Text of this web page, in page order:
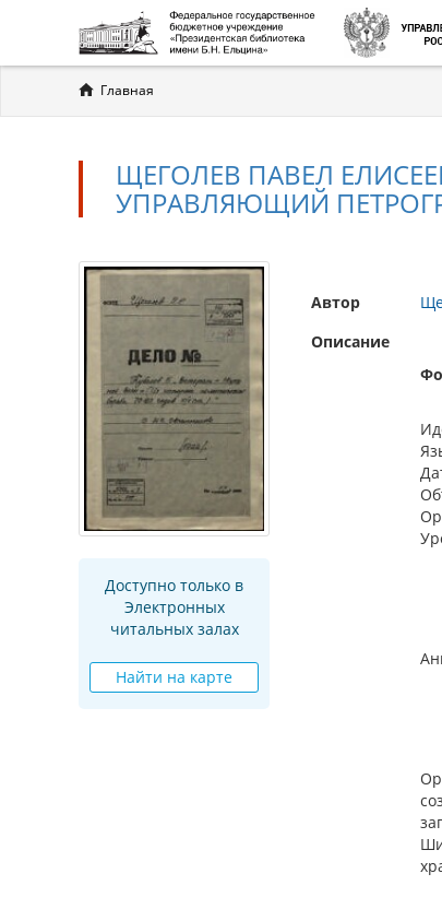
Вы
здесь
Главная
ЩЕГОЛЕВ ПАВЕЛ
УПРАВЛЯЮЩИЙ
Доступно только в
Электронных
читальных залах
Найти на карте
Автор
Описание